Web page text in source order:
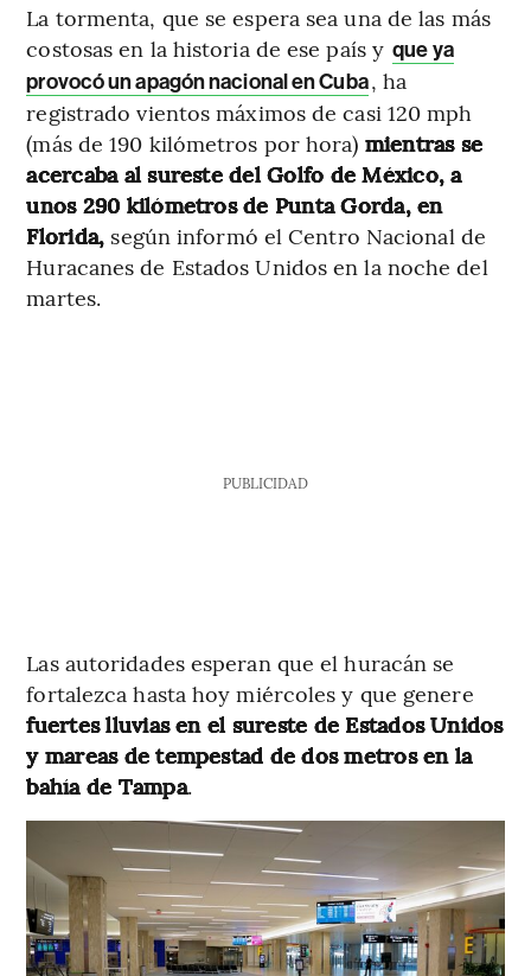
La tormenta, que se espera sea una de las más
costosas en la historia de ese país y que ya
provocó un apagón nacional en Cuba, ha
registrado vientos máximos de casi 120 mph
(más de 190 kilómetros por hora) mientras se
acercaba al sureste del Golfo de México, a
unos 290 kilómetros de Punta Gorda, en
Florida, según informó el Centro Nacional de
Huracanes de Estados Unidos en la noche del
martes.
PUBLICIDAD
Las autoridades esperan que el huracán se
fortalezca hasta hoy miércoles y que genere
fuertes lluvias en el sureste de Estados Unidos
y mareas de tempestad de dos metros en la
bahía de Tampa.